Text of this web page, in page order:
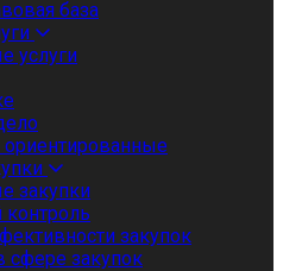
база
услуги
закупки
закупок
сфере закупок